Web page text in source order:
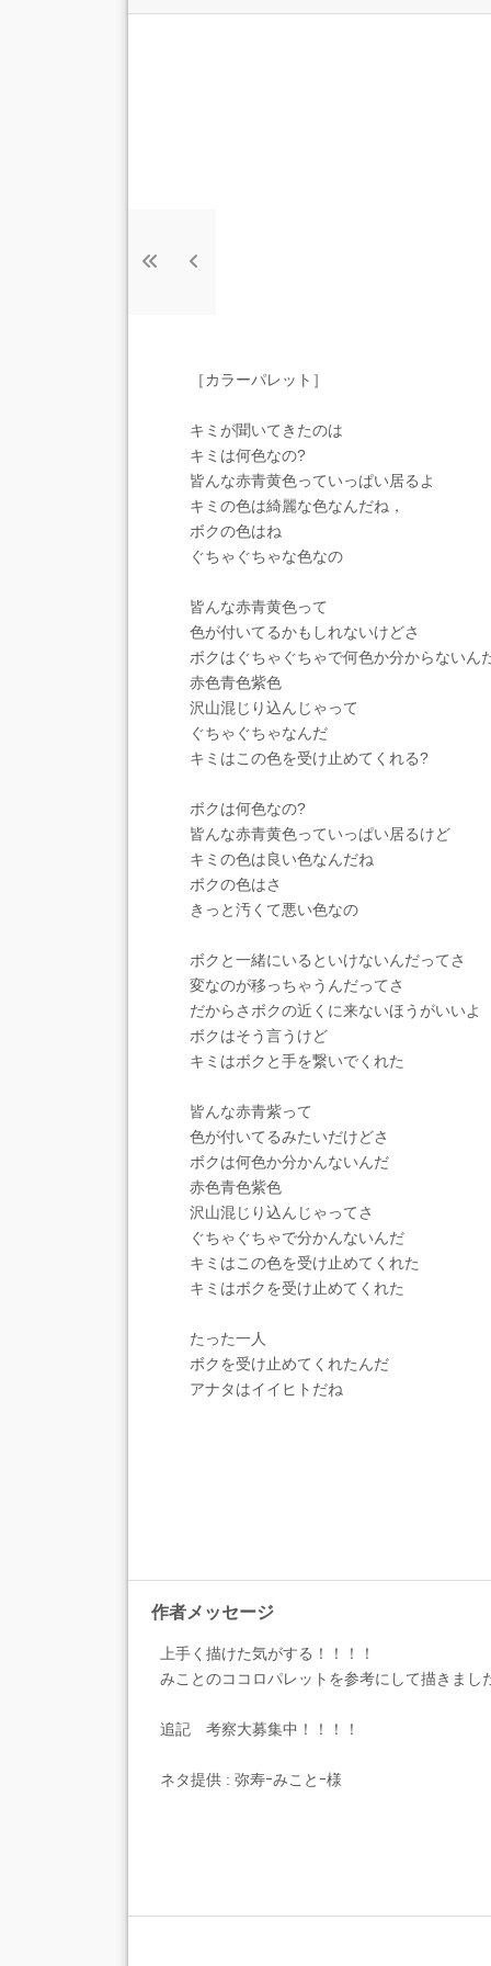
［カラーパレット］
キミが聞いてきたのは
キミは何色なの?
皆んな赤青黄色っていっぱい居るよ
キミの色は綺麗な色なんだね，
ボクの色はね
ぐちゃぐちゃな色なの
皆んな赤青黄色って
色が付いてるかもしれないけどさ
ボクはぐちゃぐちゃで何色か分からないん
赤色青色紫色
沢山混じり込んじゃって
ぐちゃぐちゃなんだ
キミはこの色を受け止めてくれる?
ボクは何色なの?
皆んな赤青黄色っていっぱい居るけど
キミの色は良い色なんだね
ボクの色はさ
きっと汚くて悪い色なの
ボクと一緒にいるといけないんだってさ
変なのが移っちゃうんだってさ
だからさボクの近くに来ないほうがいいよ
ボクはそう言うけど
キミはボクと手を繋いでくれた
皆んな赤青紫って
色が付いてるみたいだけどさ
ボクは何色か分かんないんだ
赤色青色紫色
沢山混じり込んじゃってさ
ぐちゃぐちゃで分かんないんだ
キミはこの色を受け止めてくれた
キミはボクを受け止めてくれた
たった一人
ボクを受け止めてくれたんだ
アナタはイイヒトだね
作者メッセージ
上手く描けた気がする！！！！
みことのココロパレットを参考にして描きまし
追記 考察大募集中！！！！
ネタ提供 : 弥寿ｰみことｰ様